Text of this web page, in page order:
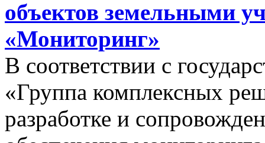
объектов земельными
«Мониторинг»
В соответствии с
«Группа комплексных
разработке и